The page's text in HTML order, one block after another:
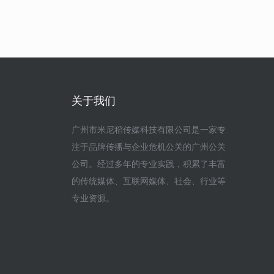
关于我们
广州市米尼稻传媒科技有限公司是一家专
注于品牌传播与企业危机公关的广州公关
公司。经过多年的专业实践，积累了丰富
的传统媒体、互联网媒体、社会、行业等
专业资源。